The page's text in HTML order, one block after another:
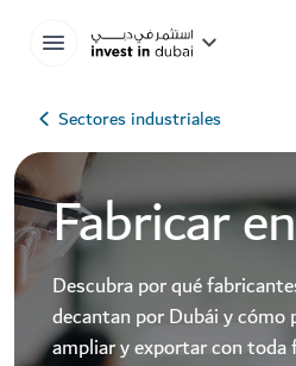
Sectores industriales
Fabricar
Descubra por qué
decantan por Dubái y cómo
ampliar y exportar con toda